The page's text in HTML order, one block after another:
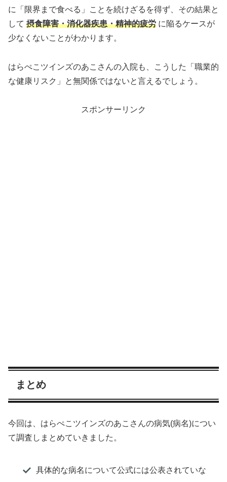
に「限界まで食べる」ことを続けざるを得ず、その結果と
して 摂食障害・消化器疾患・精神的疲労 に陥るケースが
少なくないことがわかります。
はらぺこツインズのあこさんの入院も、こうした「職業的
な健康リスク」と無関係ではないと言えるでしょう。
スポンサーリンク
まとめ
今回は、はらぺこツインズのあこさんの病気(病名)につい
て調査しまとめていきました。
具体的な病名について公式には公表されていな